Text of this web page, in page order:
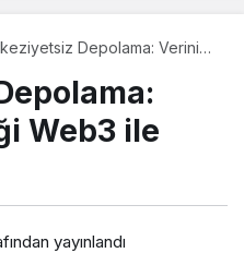
Depolama: Verinin
Web3 ile
yayınlandı